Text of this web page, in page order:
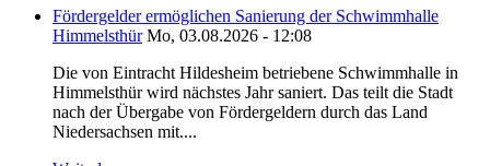
Fördergelder ermöglichen Sanierung der Schwimmhalle
Himmelsthür Mo, 03.08.2026 - 12:08
Die von Eintracht Hildesheim betriebene Schwimmhalle in
Himmelsthür wird nächstes Jahr saniert. Das teilt die Stadt
nach der Übergabe von Fördergeldern durch das Land
Niedersachsen mit....